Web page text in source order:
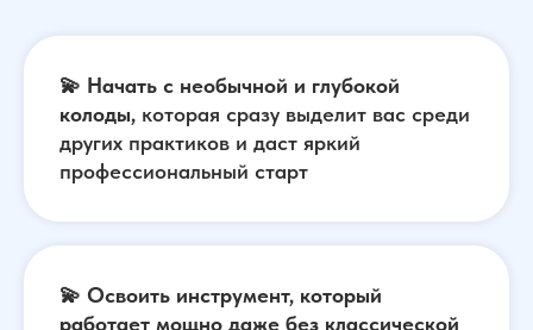
💫 Начать с необычной и глубокой
колоды, которая сразу выделит вас среди
других практиков и даст яркий
профессиональный старт
💫 Освоить инструмент, который
работает мощно даже без классической